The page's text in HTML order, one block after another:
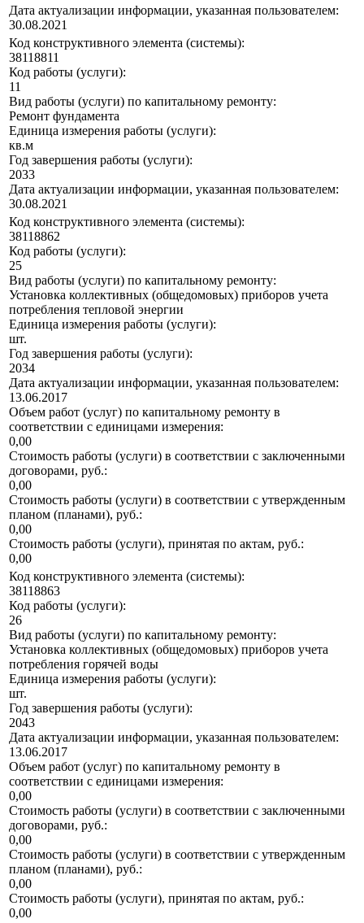
Дата актуализации информации, указанная пользователем:
30.08.2021
Код конструктивного элемента (системы):
38118811
Код работы (услуги):
11
Вид работы (услуги) по капитальному ремонту:
Ремонт фундамента
Единица измерения работы (услуги):
кв.м
Год завершения работы (услуги):
2033
Дата актуализации информации, указанная пользователем:
30.08.2021
Код конструктивного элемента (системы):
38118862
Код работы (услуги):
25
Вид работы (услуги) по капитальному ремонту:
Установка коллективных (общедомовых) приборов учета
потребления тепловой энергии
Единица измерения работы (услуги):
шт.
Год завершения работы (услуги):
2034
Дата актуализации информации, указанная пользователем:
13.06.2017
Объем работ (услуг) по капитальному ремонту в
соответствии с единицами измерения:
0,00
Стоимость работы (услуги) в соответствии с заключенными
договорами, руб.:
0,00
Стоимость работы (услуги) в соответствии с утвержденным
планом (планами), руб.:
0,00
Стоимость работы (услуги), принятая по актам, руб.:
0,00
Код конструктивного элемента (системы):
38118863
Код работы (услуги):
26
Вид работы (услуги) по капитальному ремонту:
Установка коллективных (общедомовых) приборов учета
потребления горячей воды
Единица измерения работы (услуги):
шт.
Год завершения работы (услуги):
2043
Дата актуализации информации, указанная пользователем:
13.06.2017
Объем работ (услуг) по капитальному ремонту в
соответствии с единицами измерения:
0,00
Стоимость работы (услуги) в соответствии с заключенными
договорами, руб.:
0,00
Стоимость работы (услуги) в соответствии с утвержденным
планом (планами), руб.:
0,00
Стоимость работы (услуги), принятая по актам, руб.:
0,00